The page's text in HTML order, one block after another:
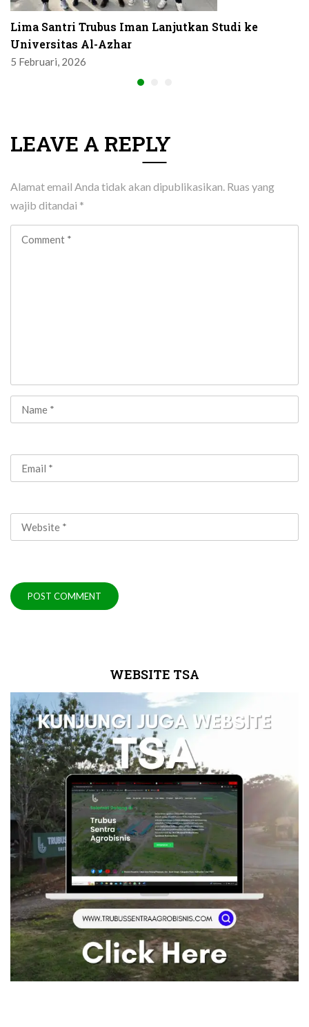
Lima Santri Trubus Iman Lanjutkan Studi ke
Universitas Al-Azhar
5 Februari, 2026
LEAVE A REPLY
Alamat email Anda tidak akan dipublikasikan. Ruas yang
wajib ditandai *
WEBSITE TSA